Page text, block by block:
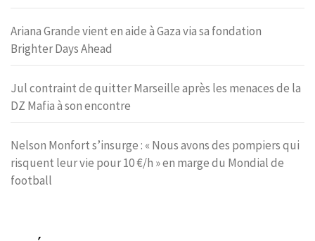
Ariana Grande vient en aide à Gaza via sa fondation
Brighter Days Ahead
Jul contraint de quitter Marseille après les menaces de la
DZ Mafia à son encontre
Nelson Monfort s’insurge : « Nous avons des pompiers qui
risquent leur vie pour 10 €/h » en marge du Mondial de
football